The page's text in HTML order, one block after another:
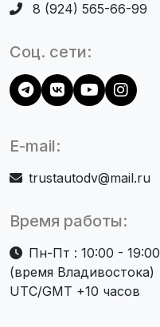
8 (924) 565-66-99
Соц. сети:
Время работы:
Пн-Пт : 10:00 - 19:00
(время Владивостока)
UTC/GMT +10 часов
E-mail:
trustautodv@mail.ru